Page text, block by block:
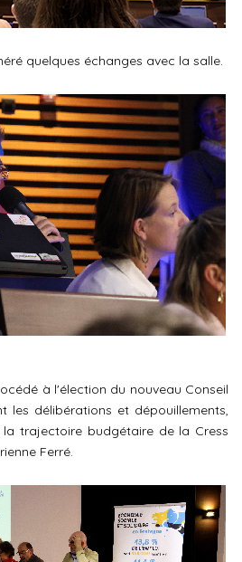
quelques échanges avec la salle.
à l'élection du nouveau Conseil
les délibérations et dépouillements,
trajectoire budgétaire de la Cress
Ferré.